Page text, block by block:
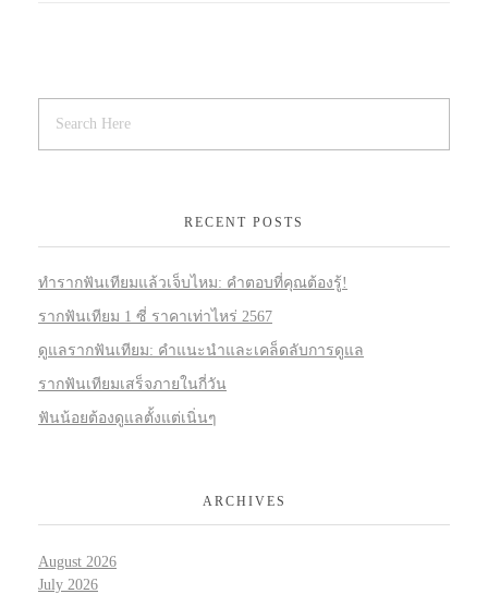
RECENT POSTS
ทำรากฟันเทียมแล้วเจ็บไหม: คำตอบที่คุณต้องรู้!
รากฟันเทียม 1 ซี่ ราคาเท่าไหร่ 2567
ดูแลรากฟันเทียม: คำแนะนำและเคล็ดลับการดูแล
รากฟันเทียมเสร็จภายในกี่วัน
ฟันน้อยต้องดูแลตั้งแต่เนิ่นๆ
ARCHIVES
August 2026
July 2026